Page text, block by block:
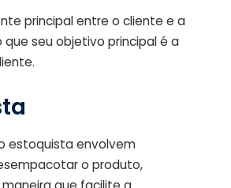
principal entre o cliente e a
que seu objetivo principal é a
estoquista envolvem
o produto,